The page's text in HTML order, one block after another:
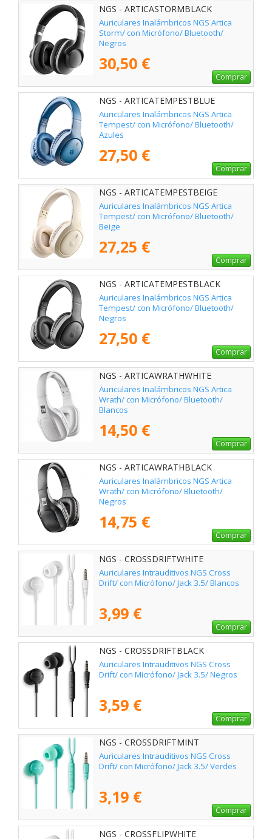
NGS - ARTICASTORMBLACK
Auriculares Inalámbricos NGS Artica
Storm/ con Micrófono/ Bluetooth/
Negros
30,50 €
Comprar
NGS - ARTICATEMPESTBLUE
Auriculares Inalámbricos NGS Artica
Tempest/ con Micrófono/ Bluetooth/
Azules
27,50 €
Comprar
NGS - ARTICATEMPESTBEIGE
Auriculares Inalámbricos NGS Artica
Tempest/ con Micrófono/ Bluetooth/
Beige
27,25 €
Comprar
NGS - ARTICATEMPESTBLACK
Auriculares Inalámbricos NGS Artica
Tempest/ con Micrófono/ Bluetooth/
Negros
27,50 €
Comprar
NGS - ARTICAWRATHWHITE
Auriculares Inalámbricos NGS Artica
Wrath/ con Micrófono/ Bluetooth/
Blancos
14,50 €
Comprar
NGS - ARTICAWRATHBLACK
Auriculares Inalámbricos NGS Artica
Wrath/ con Micrófono/ Bluetooth/
Negros
14,75 €
Comprar
NGS - CROSSDRIFTWHITE
Auriculares Intrauditivos NGS Cross
Drift/ con Micrófono/ Jack 3.5/ Blancos
3,99 €
Comprar
NGS - CROSSDRIFTBLACK
Auriculares Intrauditivos NGS Cross
Drift/ con Micrófono/ Jack 3.5/ Negros
3,59 €
Comprar
NGS - CROSSDRIFTMINT
Auriculares Intrauditivos NGS Cross
Drift/ con Micrófono/ Jack 3.5/ Verdes
3,19 €
Comprar
NGS - CROSSFLIPWHITE